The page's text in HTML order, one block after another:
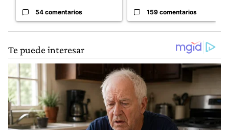
54 comentarios 159 comentarios